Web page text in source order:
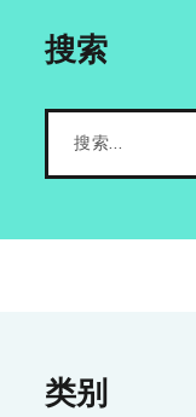
搜索
类别